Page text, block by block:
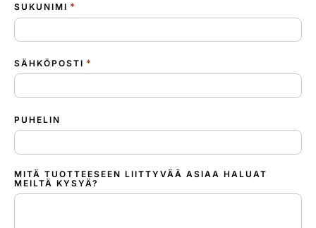
SUKUNIMI *
SÄHKÖPOSTI *
PUHELIN
MITÄ TUOTTEESEEN LIITTYVÄÄ ASIAA HALUAT
MEILTÄ KYSYÄ?